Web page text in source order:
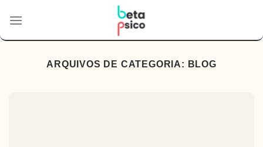
content
ARQUIVOS DE CATEGORIA: BLOG